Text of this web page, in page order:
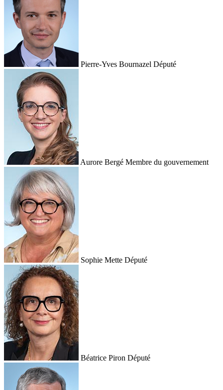
Pierre-Yves Bournazel Député
Aurore Bergé Membre du gouvernement
Sophie Mette Député
Béatrice Piron Député